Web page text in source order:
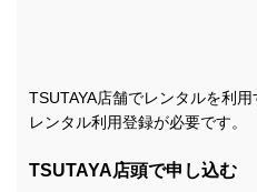
TSUTAYA店舗でレンタルを利
レンタル利用登録が必要です。
TSUTAYA店頭で申し込む